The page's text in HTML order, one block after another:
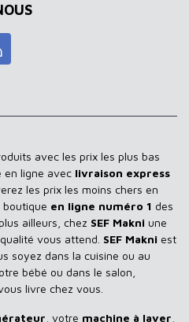
avec les prix les plus bas
en ligne avec livraison express
les prix les moins chers en
boutique en ligne numéro 1 des
ailleurs, chez SEF Makni une
vous attend. SEF Makni est
soyez dans la cuisine ou au
bébé ou dans le salon,
livre chez vous.
, votre machine à laver